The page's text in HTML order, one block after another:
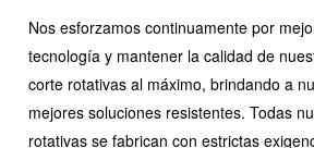
Nos esforzamos continuamente por
tecnología y mantener la calidad de
corte rotativas al máximo, brindando a
mejores soluciones resistentes. Todas
rotativas se fabrican con estrictas